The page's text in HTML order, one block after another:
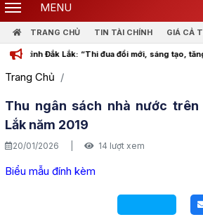
MENU
TRANG CHỦ TIN TÀI CHÍNH GIÁ CẢ
Đắk Lắk: “Thi đua đổi mới, sáng tạo, tăng tốc
Trang Chủ
Thu ngân sách nhà nước
Lắk năm 2019
20/01/2026 14 lượt xem
Biểu mẫu đính kèm